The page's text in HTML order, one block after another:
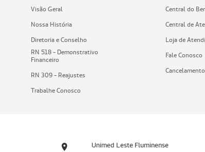
Visão Geral
Nossa História
Diretoria e Conselho
RN 518 - Demonstrativo
Financeiro
RN 309 - Reajustes
Trabalhe Conosco
Central do
Central de
Loja de
Fale Conosco
Unimed Leste Fluminense